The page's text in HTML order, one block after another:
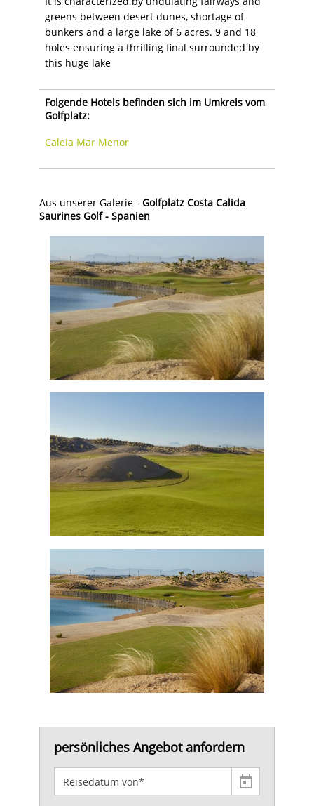
greens between desert dunes, shortage of
bunkers and a large lake of 6 acres. 9 and 18
holes ensuring a thrilling final surrounded by
this huge lake
Folgende Hotels befinden sich im Umkreis vom
Golfplatz:
Caleia Mar Menor
Aus unserer Galerie - Golfplatz Costa Calida
Saurines Golf - Spanien
persönliches Angebot anfordern